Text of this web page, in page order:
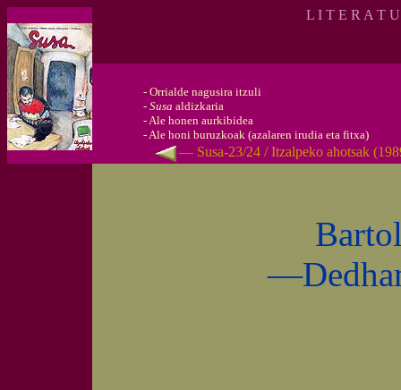
L I T E R A T
- Orrialde nagusira itzuli
- Susa aldizkaria
-Ale honen aurkibidea
-Ale honi buruzkoak (azalaren irudia eta fitxa)
— Susa-23/24 / Itzalpeko ahotsak